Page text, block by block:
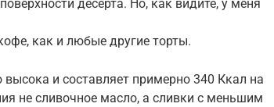
десерта. Но, как видите, у меня
как и любые другие торты.
и составляет примерно 340 Ккал на
не сливочное масло, а сливки с меньшим